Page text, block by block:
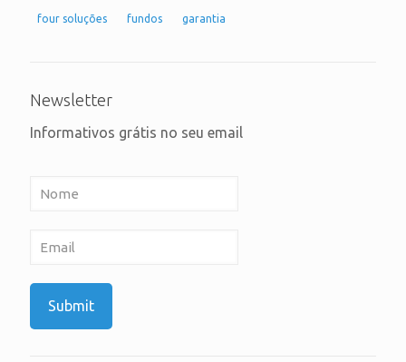
four soluções fundos garantia
Newsletter
Informativos grátis no seu email